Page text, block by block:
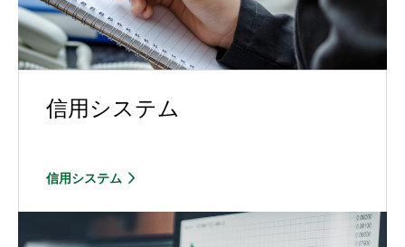
信用システム
信用システム